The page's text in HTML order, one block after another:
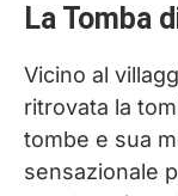
La Tomba
Vicino al
ritrovata la
tombe e sua
sensazionale